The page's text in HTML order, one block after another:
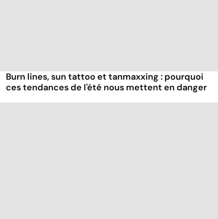
Burn lines, sun tattoo et tanmaxxing : pourquoi
ces tendances de l'été nous mettent en danger